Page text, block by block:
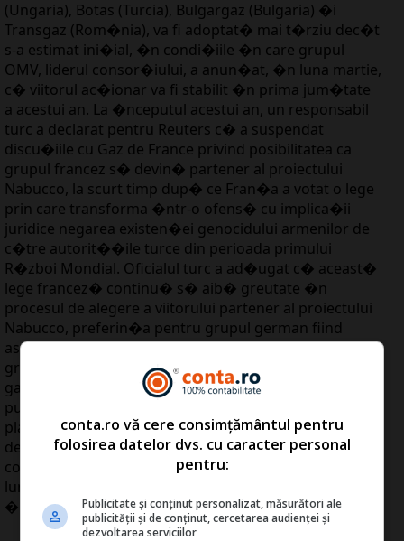
conta.ro vă cere consimțământul pentru
folosirea datelor dvs. cu caracter personal
pentru:
Publicitate și conținut personalizat, măsurători ale
publicității și de conținut, cercetarea audienței și
dezvoltarea serviciilor
(Ungaria), Botas (Turcia), Bulgargaz (Bulgaria) �i
Transgaz (Rom�nia), va fi adoptat� mai t�rziu dec�t
s-a estimat ini�ial, �n condi�iile �n care grupul
OMV, liderul consor�iului, a anun�at, �n luna martie,
c� viitorul ac�ionar va fi stabilit �n prima jum�tate
a acestui an. La �nceputul acestui an, un responsabil
turc a declarat pentru Reuters c� a suspendat
discu�iile cu Gaz de France privind posibilitatea ca
grupul francez s� devin� partener al proiectului
Nabucco, la scurt timp dup� ce Fran�a a votat o lege
prin care transforma �ntr-o ofens� cu implica�ii
juridice negarea existen�ei genocidului armenilor de
c�tre autorit��ile turce din perioada primului
R�zboi Mondial. Oficialul turc a ad�ugat c� aceast�
lege francez� continu� s� aib� greutate �n
procesul de alegere a viitorului partener al proiectului
Nabucco, preferin�a pentru grupul german fiind
astfel evident�, relateaz� Reuters. Pe de alt� parte,
grupul rus Gazprom, cel mai mare produc�tor de
gaze naturale, la nivel mondial, a anun�at c� s-ar
putea al�tura consor�iului, pe viitor, �n pofida
planurilor de construc�ie a unui gazoduct concurent,
dezvoltat sub Marea Neagr�, �n colaborare cu
compania italian� Eni. Iranul a anun�at, la jum�tatea
lunii iulie, c� va vinde gaze naturale statelor partenere
�n proiectul Nabucco.